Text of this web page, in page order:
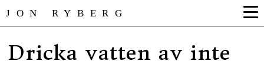
JON RYBERG
Dricka vatten av inte